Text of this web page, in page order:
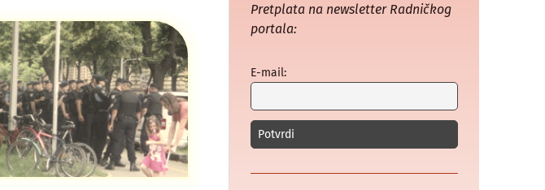
Pretplata na newsletter Radničkog
portala:
E-mail: